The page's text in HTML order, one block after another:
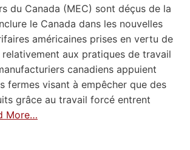
du Canada (MEC) sont déçus de la
le Canada dans les nouvelles
américaines prises en vertu de
relativement aux pratiques de travail
canadiens appuient
fermes visant à empêcher que des
grâce au travail forcé entrent
More…